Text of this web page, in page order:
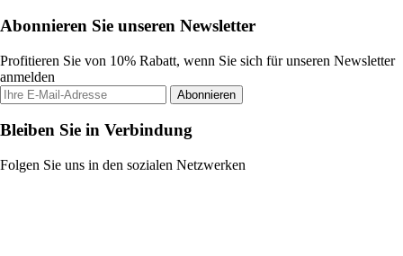
Abonnieren Sie unseren Newsletter
Profitieren Sie von 10% Rabatt, wenn Sie sich für unseren Newsletter
anmelden
Abonnieren
Bleiben Sie in Verbindung
Folgen Sie uns in den sozialen Netzwerken